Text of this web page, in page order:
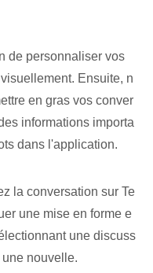
de personnaliser vos
Ensuite, n
en gras vos conver
informations importa
dans l'application.
la conversation‍ sur Te
une mise en forme e
une discuss
nouvelle⁢.